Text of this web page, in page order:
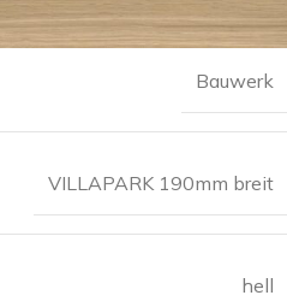
Bauwerk
VILLAPARK 190mm breit
hell